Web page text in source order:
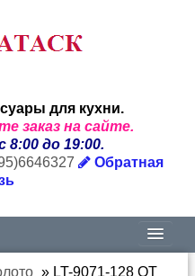
для кухни.
заказ на сайте.
до 19:00.
Обратная
» LT-9071-128 OT